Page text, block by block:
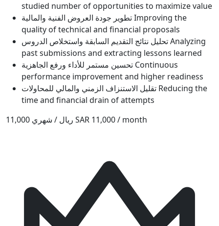
studied number of opportunities to maximize value
تطوير جودة العروض الفنية والماليةImproving the
quality of technical and financial proposals
تحليل نتائج التقديم السابقة واستخلاص الدروسAnalyzing
past submissions and extracting lessons learned
تحسين مستمر للأداء ورفع الجاهزية Continuous
performance improvement and higher readiness
تقليل الاستنزاف الزمني والمالي للمحاولات Reducing the
time and financial drain of attempts
11,000 ريال / شهري SAR 11,000 / month